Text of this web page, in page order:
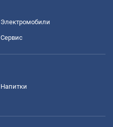
Электромобили
Сервис
Напитки